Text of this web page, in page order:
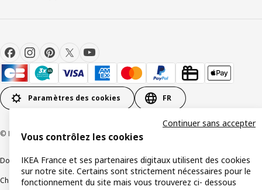
Paramètres des cookies FR
© Inter IKEA Systems B.V 1999-2026
Documents juridiques et informations légales
Charte de protection des donnéesPolitique relative aux cookies
Vous contrôlez les cookies
IKEA France et ses partenaires digitaux utilisent des cookies
sur notre site. Certains sont strictement nécessaires pour le
fonctionnement du site mais vous trouverez ci- dessous
Continuer sans accepter